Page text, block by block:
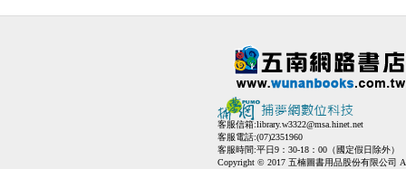
客服信箱:library.w3322@msa.hinet.net
客服電話:(07)2351960
客服時間:平日9：30-18：00（國定假日除外）
Copyright © 2017 五楠圖書用品股份有限公司